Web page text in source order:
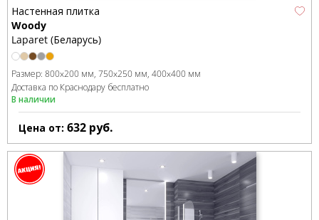
Настенная плитка
Woody
Laparet (Беларусь)
Размер: 800x200 мм 750x250 мм 400x400 мм
Доставка по Краснодару бесплатно
В наличии
Цена от: 632 руб.